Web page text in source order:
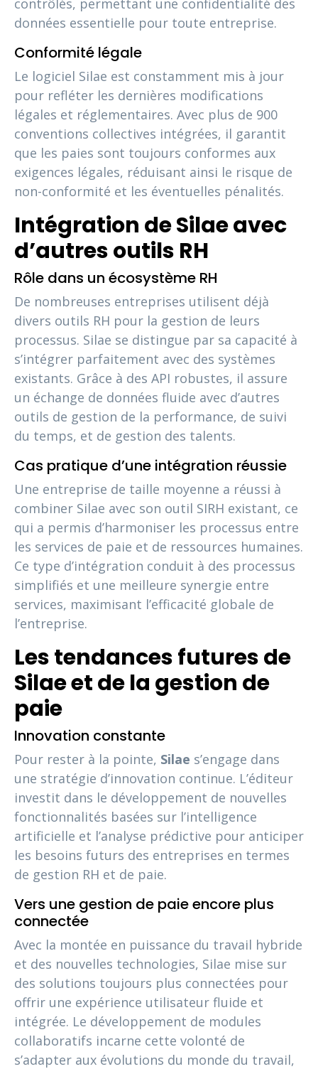
contrôlés, permettant une confidentialité des
données essentielle pour toute entreprise.
Conformité légale
Le logiciel Silae est constamment mis à jour
pour refléter les dernières modifications
légales et réglementaires. Avec plus de 900
conventions collectives intégrées, il garantit
que les paies sont toujours conformes aux
exigences légales, réduisant ainsi le risque de
non-conformité et les éventuelles pénalités.
Intégration de Silae avec
d’autres outils RH
Rôle dans un écosystème RH
De nombreuses entreprises utilisent déjà
divers outils RH pour la gestion de leurs
processus. Silae se distingue par sa capacité à
s’intégrer parfaitement avec des systèmes
existants. Grâce à des API robustes, il assure
un échange de données fluide avec d’autres
outils de gestion de la performance, de suivi
du temps, et de gestion des talents.
Cas pratique d’une intégration réussie
Une entreprise de taille moyenne a réussi à
combiner Silae avec son outil SIRH existant, ce
qui a permis d’harmoniser les processus entre
les services de paie et de ressources humaines.
Ce type d’intégration conduit à des processus
simplifiés et une meilleure synergie entre
services, maximisant l’efficacité globale de
l’entreprise.
Les tendances futures de
Silae et de la gestion de
paie
Innovation constante
Pour rester à la pointe, Silae s’engage dans
une stratégie d’innovation continue. L’éditeur
investit dans le développement de nouvelles
fonctionnalités basées sur l’intelligence
artificielle et l’analyse prédictive pour anticiper
les besoins futurs des entreprises en termes
de gestion RH et de paie.
Vers une gestion de paie encore plus
connectée
Avec la montée en puissance du travail hybride
et des nouvelles technologies, Silae mise sur
des solutions toujours plus connectées pour
offrir une expérience utilisateur fluide et
intégrée. Le développement de modules
collaboratifs incarne cette volonté de
s’adapter aux évolutions du monde du travail,